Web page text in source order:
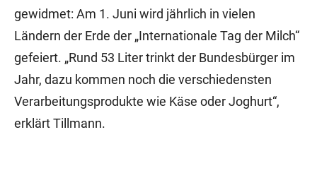
gewidmet: Am 1. Juni wird jährlich in vielen
Ländern der Erde der „Internationale Tag der Milch“
gefeiert. „Rund 53 Liter trinkt der Bundesbürger im
Jahr, dazu kommen noch die verschiedensten
Verarbeitungsprodukte wie Käse oder Joghurt“,
erklärt Tillmann.